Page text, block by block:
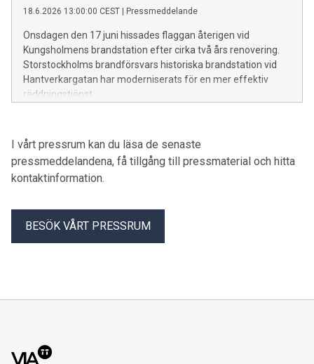
18.6.2026 13:00:00 CEST Pressmeddelande
Onsdagen den 17 juni hissades flaggan återigen vid
Kungsholmens brandstation efter cirka två års renovering.
Storstockholms brandförsvars historiska brandstation vid
Hantverkargatan har moderniserats för en mer effektiv
räddningstjänst.
I vårt pressrum kan du läsa de senaste
pressmeddelandena, få tillgång till pressmaterial och hitta
kontaktinformation.
BESÖK VÅRT PRESSRUM